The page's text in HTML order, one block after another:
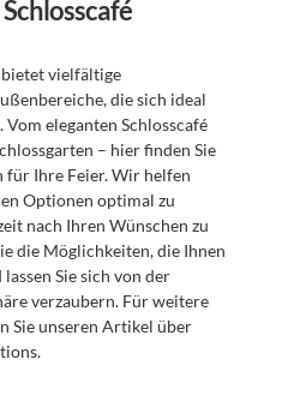
bietet vielfältige
die sich ideal
eleganten Schlosscafé
– hier finden Sie
für Ihre Feier. Wir helfen
Optionen optimal zu
nach Ihren Wünschen zu
die Möglichkeiten, die Ihnen
Sie sich von der
verzaubern. Für weitere
Sie unseren Artikel über